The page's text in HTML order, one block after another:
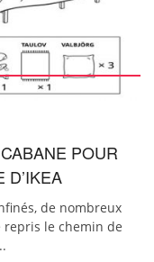
POUR
D’IKEA
de nombreux
repris le chemin de